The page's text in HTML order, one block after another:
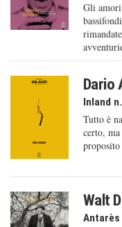
Gli
Dario
Inland
Tutto è
certo,
Walt
Antarès